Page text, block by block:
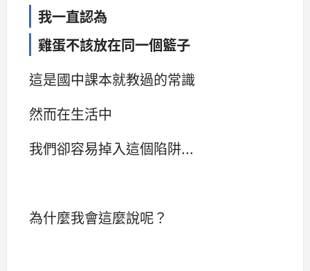
我一直認為
雞蛋不該放在同一個籃子
這是國中課本就教過的常識
然而在生活中
我們卻容易掉入這個陷阱...
為什麼我會這麼說呢？